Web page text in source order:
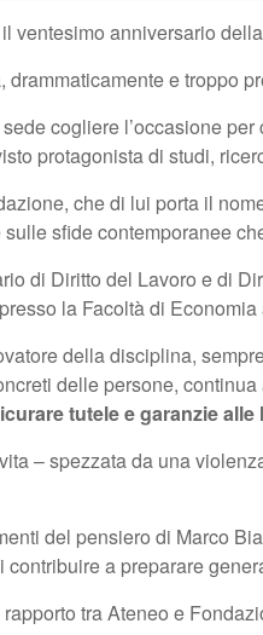
ventesimo anniversario
drammaticamente e troppo
cogliere l’occasione
protagonista di studi,
che di lui porta il
sfide contemporanee
di Diritto del Lavoro e di
la Facoltà di
della disciplina,
delle persone,
tutele e garanzie
– spezzata da una
del pensiero di Marco
contribuire a preparare
tra Ateneo e